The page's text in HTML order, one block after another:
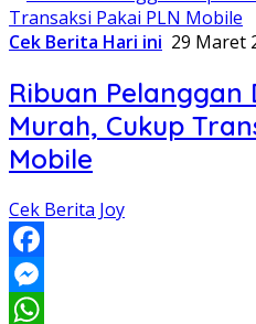
Cek Berita Hari ini 29 Maret
Ribuan Pelanggan
Murah, Cukup
Mobile
Cek Berita Joy
Facebook
Messenger